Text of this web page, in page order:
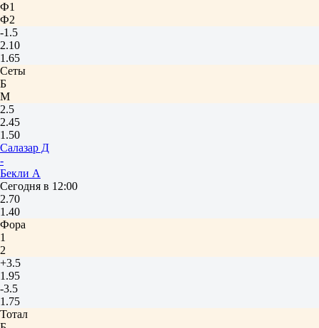
Ф1
Ф2
-1.5
2.10
1.65
Сеты
Б
М
2.5
2.45
1.50
Салазар Д
-
Бекли А
Сегодня в 12:00
2.70
1.40
Фора
1
2
+3.5
1.95
-3.5
1.75
Тотал